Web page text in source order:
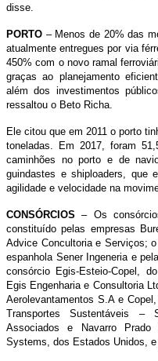
disse.
PORTO – Menos de 20% das
atualmente entregues por via
450% com o novo ramal
graças ao planejamento
além dos investimentos
ressaltou o Beto Richa.
Ele citou que em 2011 o porto
toneladas. Em 2017, foram
caminhões no porto e de
guindastes e shiploaders, que
agilidade e velocidade na
CONSÓRCIOS – Os
constituído pelas empresas
Advice Concultoria e Serviços;
espanhola Sener Ingeneria e
consórcio Egis-Esteio-Copel,
Egis Engenharia e Consultoria
Aerolevantamentos S.A e
Transportes Sustentáveis –
Associados e Navarro Prado
Systems, dos Estados Unidos, e